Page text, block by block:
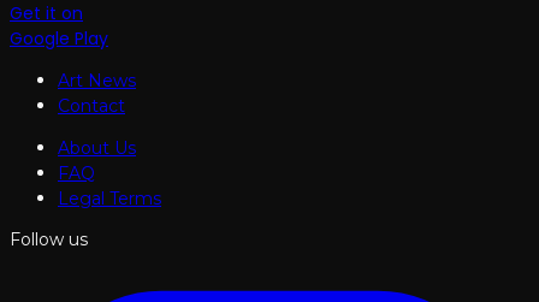
Get it on
Google Play
Art News
Contact
About Us
FAQ
Legal Terms
Follow us